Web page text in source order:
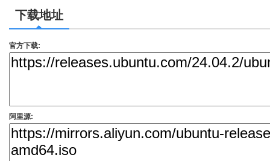
下载地址
官方下载:
阿里源: